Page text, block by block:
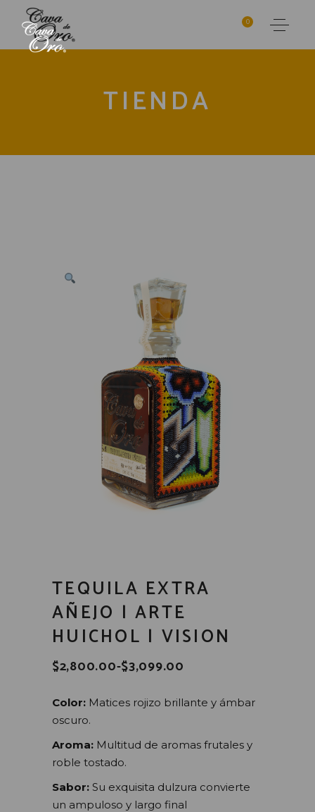
0
TIENDA
TEQUILA EXTRA
AÑEJO | ARTE
HUICHOL | VISION
$2,800.00-$3,099.00
RANGO
PRECIOS:
DESDE
$2,800.00
HASTA
$3,099.00
Color: Matices rojizo brillante y ámbar
oscuro.
Aroma: Multitud de aromas frutales y
roble tostado.
Sabor: Su exquisita dulzura convierte
un ampuloso y largo final